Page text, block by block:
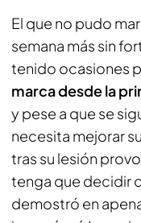
El que no pudo
semana más sin
tenido ocasiones
marca desde la
y pese a que se
necesita mejorar
tras su lesión
tenga que decidir
demostró en